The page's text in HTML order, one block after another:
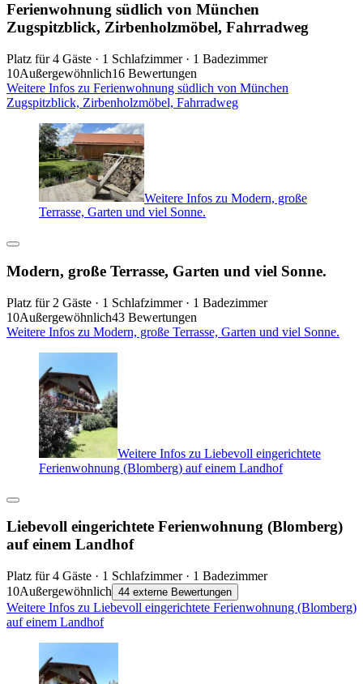
Ferienwohnung südlich von München
Zugspitzblick, Zirbenholzmöbel, Fahrradweg
Platz für 4 Gäste · 1 Schlafzimmer · 1 Badezimmer
10Außergewöhnlich16 Bewertungen
Weitere Infos zu Ferienwohnung südlich von München
Zugspitzblick, Zirbenholzmöbel, Fahrradweg
Weitere Infos zu Modern, große
Terrasse, Garten und viel Sonne.
Modern, große Terrasse, Garten und viel Sonne.
Platz für 2 Gäste · 1 Schlafzimmer · 1 Badezimmer
10Außergewöhnlich43 Bewertungen
Weitere Infos zu Modern, große Terrasse, Garten und viel Sonne.
Weitere Infos zu Liebevoll eingerichtete
Ferienwohnung (Blomberg) auf einem Landhof
Liebevoll eingerichtete Ferienwohnung (Blomberg)
auf einem Landhof
Platz für 4 Gäste · 1 Schlafzimmer · 1 Badezimmer
10Außergewöhnlich 44 externe Bewertungen
Weitere Infos zu Liebevoll eingerichtete Ferienwohnung (Blomberg)
auf einem Landhof